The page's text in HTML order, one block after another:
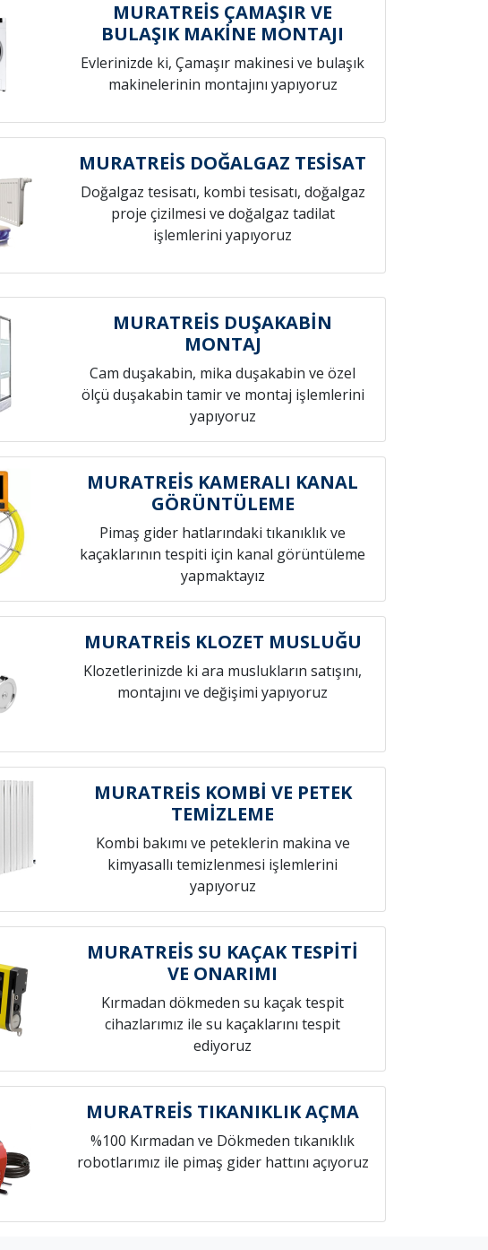
MURATREİS ÇAMAŞIR VE
BULAŞIK MAKİNE MONTAJI
Evlerinizde ki, Çamaşır makinesi ve bulaşık
makinelerinin montajını yapıyoruz
MURATREİS DOĞALGAZ TESİSAT
Doğalgaz tesisatı, kombi tesisatı, doğalgaz
proje çizilmesi ve doğalgaz tadilat
işlemlerini yapıyoruz
MURATREİS DUŞAKABİN
MONTAJ
Cam duşakabin, mika duşakabin ve özel
ölçü duşakabin tamir ve montaj işlemlerini
yapıyoruz
MURATREİS KAMERALI KANAL
GÖRÜNTÜLEME
Pimaş gider hatlarındaki tıkanıklık ve
kaçaklarının tespiti için kanal görüntüleme
yapmaktayız
MURATREİS KLOZET MUSLUĞU
Klozetlerinizde ki ara muslukların satışını,
montajını ve değişimi yapıyoruz
MURATREİS KOMBİ VE PETEK
TEMİZLEME
Kombi bakımı ve peteklerin makina ve
kimyasallı temizlenmesi işlemlerini
yapıyoruz
MURATREİS SU KAÇAK TESPİTİ
VE ONARIMI
Kırmadan dökmeden su kaçak tespit
cihazlarımız ile su kaçaklarını tespit
ediyoruz
MURATREİS TIKANIKLIK AÇMA
%100 Kırmadan ve Dökmeden tıkanıklık
robotlarımız ile pimaş gider hattını açıyoruz